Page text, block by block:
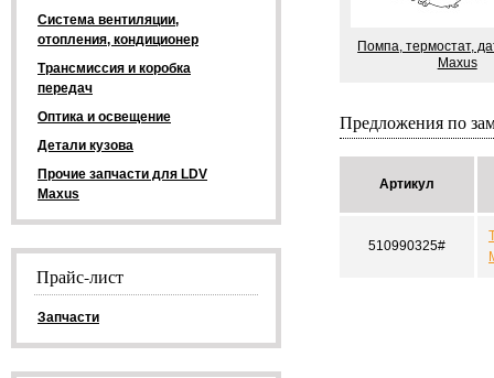
Помпа, термостат,
Maxus
Предложения по
Артикул
510990325#
Система вентиляции,
отопления, кондиционер
Трансмиссия и коробка
передач
Оптика и освещение
Детали кузова
Прочие запчасти для LDV
Maxus
Прайс-лист
Запчасти